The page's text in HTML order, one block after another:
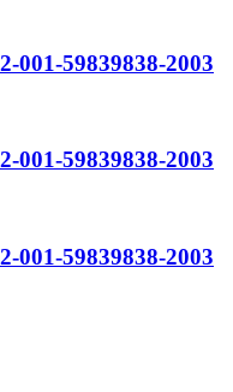
001-59839838-2003
001-59839838-2003
001-59839838-2003